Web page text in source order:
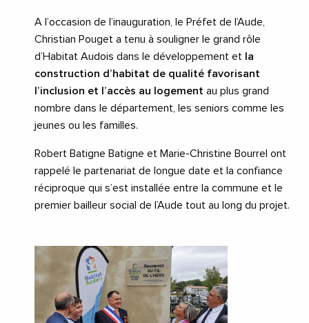
A l’occasion de l’inauguration, le Préfet de l’Aude,
Christian Pouget a tenu à souligner le grand rôle
d’Habitat Audois dans le développement et
la
construction d’habitat de qualité favorisant
l’inclusion et l’accès au logement au plus grand
nombre dans le département, les seniors comme les
jeunes ou les familles.
Robert Batigne Batigne et Marie-Christine Bourrel ont
rappelé le partenariat de longue date et la confiance
réciproque qui s’est installée entre la commune et le
premier bailleur social de l’Aude tout au long du projet.